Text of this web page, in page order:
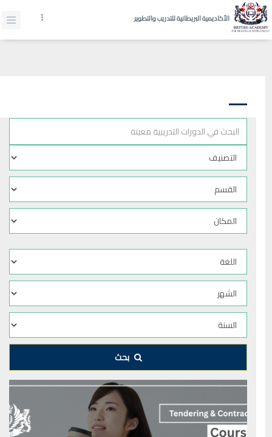
الأكاديمية البريطانية للتدريب والتطوير
بحث